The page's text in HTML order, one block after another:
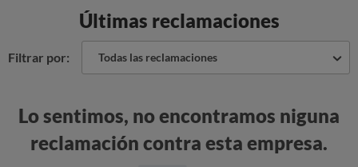
Últimas reclamaciones
Filtrar por: Todas las reclamaciones
Lo sentimos, no encontramos niguna
reclamación contra esta empresa.